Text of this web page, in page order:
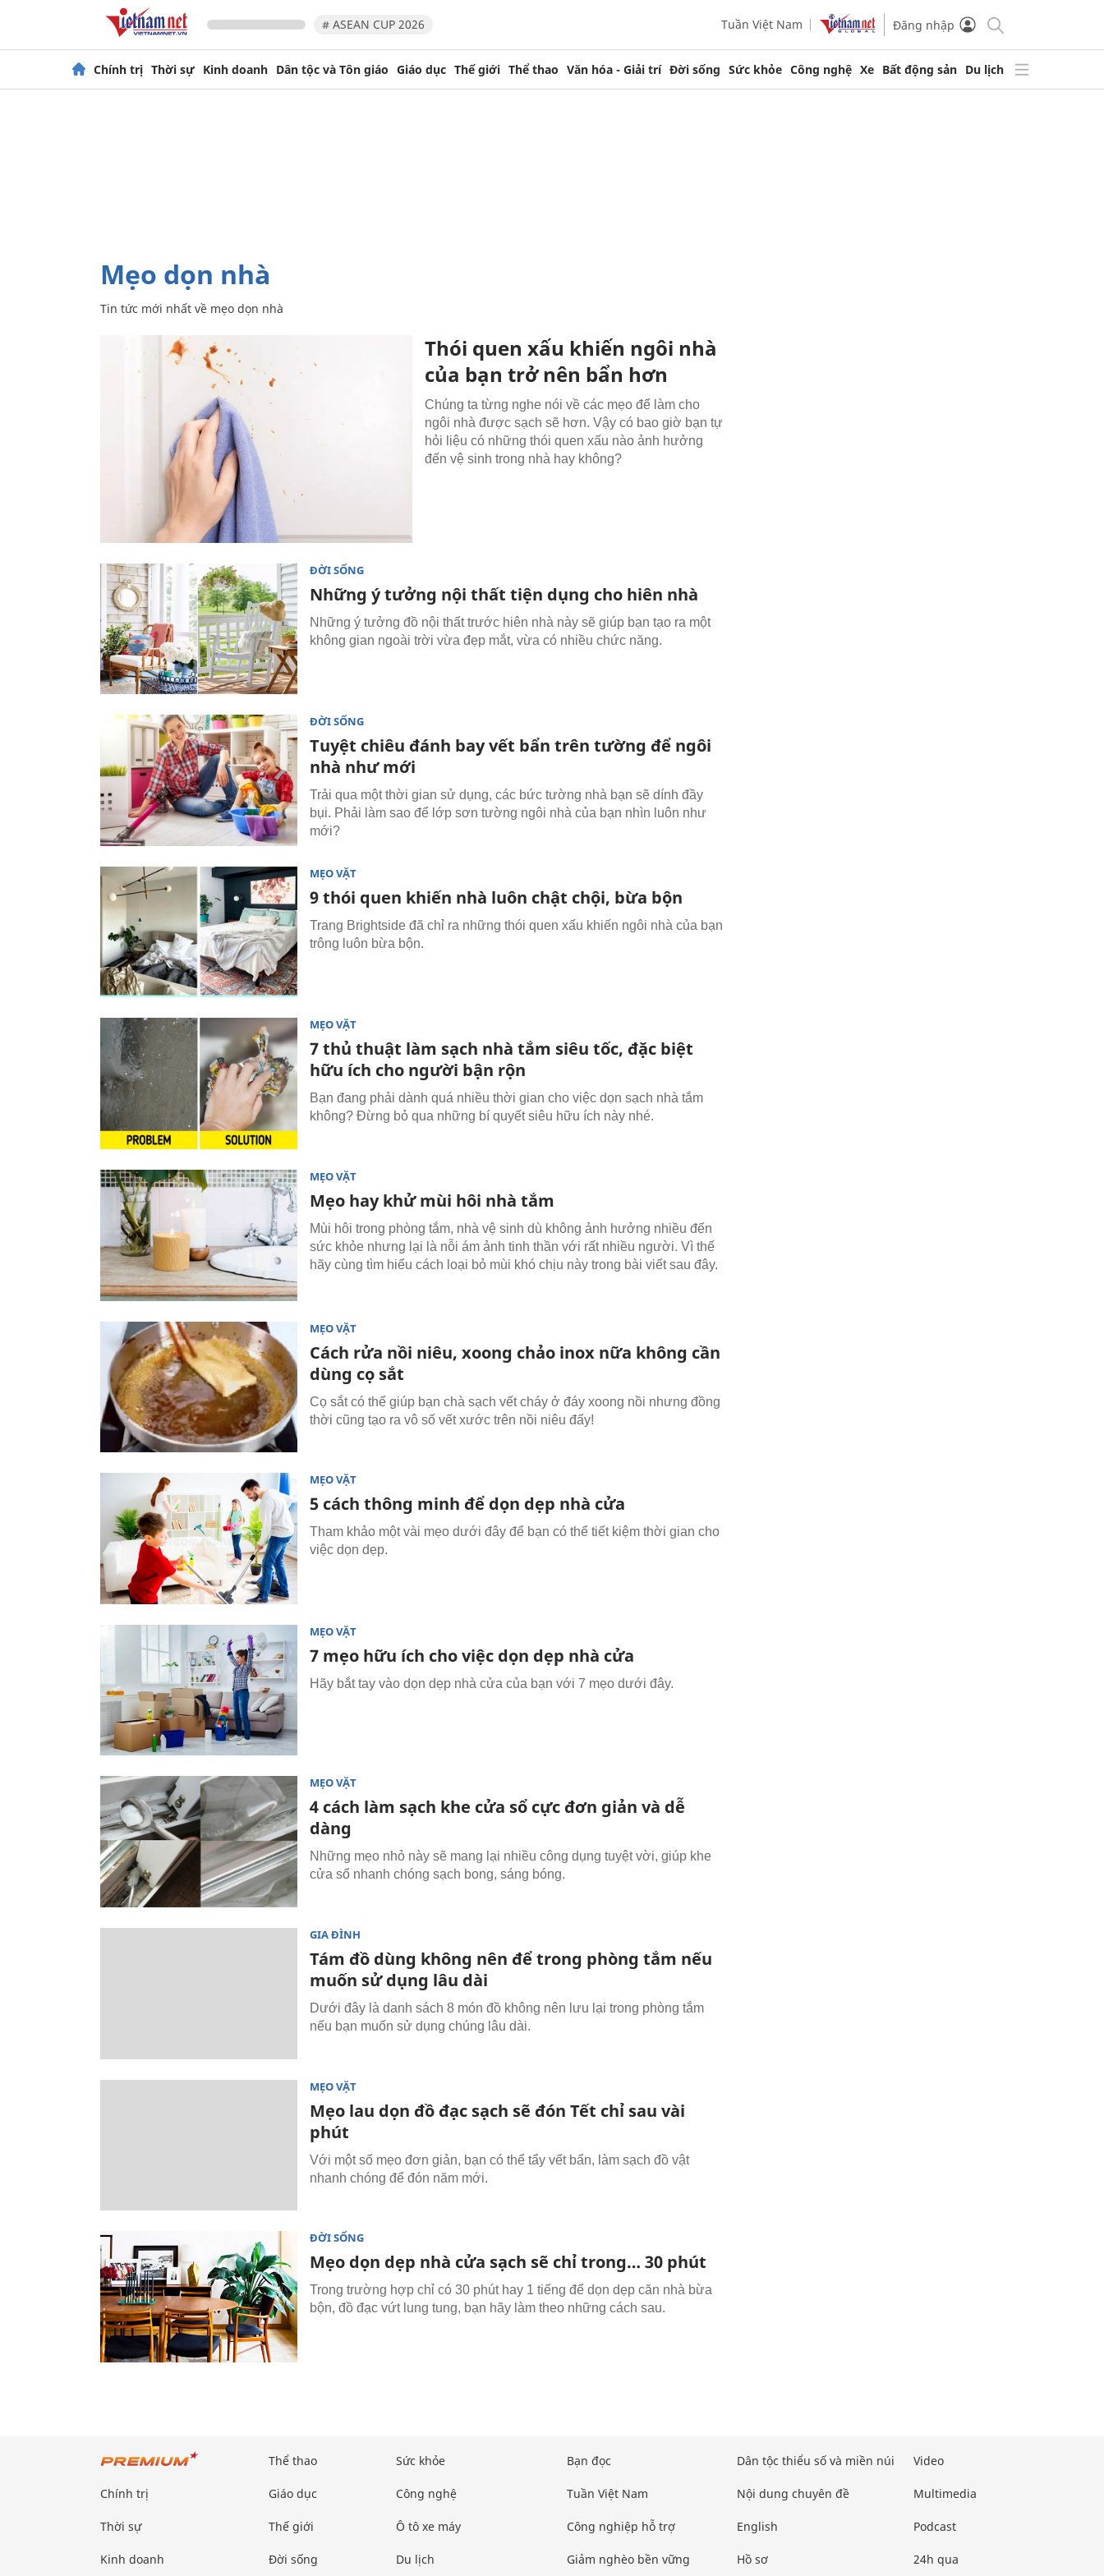
# ASEAN CUP 2026 Tuần Việt Nam Đăng nhập
Chính trị Thời sự Kinh doanh Dân tộc và Tôn giáo Giáo dục Thế giới Thể thao Văn hóa - Giải trí Đời sống Sức khỏe Công nghệ Xe Bất động sản Du lịch
mẹo dọn nhà
Tin tức mới nhất về mẹo dọn nhà
Thói quen xấu khiến ngôi nhà
của bạn trở nên bẩn hơn
Chúng ta từng nghe nói về các mẹo để làm cho
ngôi nhà được sạch sẽ hơn. Vậy có bao giờ bạn tự
hỏi liệu có những thói quen xấu nào ảnh hưởng
đến vệ sinh trong nhà hay không?
ĐỜI SỐNG
Những ý tưởng nội thất tiện dụng cho hiên nhà
Những ý tưởng đồ nội thất trước hiên nhà này sẽ giúp bạn tạo ra một
không gian ngoài trời vừa đẹp mắt, vừa có nhiều chức năng.
ĐỜI SỐNG
Tuyệt chiêu đánh bay vết bẩn trên tường để ngôi
nhà như mới
Trải qua một thời gian sử dụng, các bức tường nhà bạn sẽ dính đầy
bụi. Phải làm sao để lớp sơn tường ngôi nhà của bạn nhìn luôn như
mới?
MẸO VẶT
9 thói quen khiến nhà luôn chật chội, bừa bộn
Trang Brightside đã chỉ ra những thói quen xấu khiến ngôi nhà của bạn
trông luôn bừa bộn.
MẸO VẶT
7 thủ thuật làm sạch nhà tắm siêu tốc, đặc biệt
hữu ích cho người bận rộn
Bạn đang phải dành quá nhiều thời gian cho việc dọn sạch nhà tắm
không? Đừng bỏ qua những bí quyết siêu hữu ích này nhé.
MẸO VẶT
Mẹo hay khử mùi hôi nhà tắm
Mùi hôi trong phòng tắm, nhà vệ sinh dù không ảnh hưởng nhiều đến
sức khỏe nhưng lại là nỗi ám ảnh tinh thần với rất nhiều người. Vì thế
hãy cùng tìm hiểu cách loại bỏ mùi khó chịu này trong bài viết sau đây.
MẸO VẶT
Cách rửa nồi niêu, xoong chảo inox nữa không cần
dùng cọ sắt
Cọ sắt có thể giúp bạn chà sạch vết cháy ở đáy xoong nồi nhưng đồng
thời cũng tạo ra vô số vết xước trên nồi niêu đấy!
MẸO VẶT
5 cách thông minh để dọn dẹp nhà cửa
Tham khảo một vài mẹo dưới đây để bạn có thể tiết kiệm thời gian cho
việc dọn dẹp.
MẸO VẶT
7 mẹo hữu ích cho việc dọn dẹp nhà cửa
Hãy bắt tay vào dọn dẹp nhà cửa của bạn với 7 mẹo dưới đây.
MẸO VẶT
4 cách làm sạch khe cửa sổ cực đơn giản và dễ
dàng
Những mẹo nhỏ này sẽ mang lại nhiều công dụng tuyệt vời, giúp khe
cửa sổ nhanh chóng sạch bong, sáng bóng.
GIA ĐÌNH
Tám đồ dùng không nên để trong phòng tắm nếu
muốn sử dụng lâu dài
Dưới đây là danh sách 8 món đồ không nên lưu lại trong phòng tắm
nếu bạn muốn sử dụng chúng lâu dài.
MẸO VẶT
Mẹo lau dọn đồ đạc sạch sẽ đón Tết chỉ sau vài
phút
Với một số mẹo đơn giản, bạn có thể tẩy vết bẩn, làm sạch đồ vật
nhanh chóng để đón năm mới.
ĐỜI SỐNG
Mẹo dọn dẹp nhà cửa sạch sẽ chỉ trong… 30 phút
Trong trường hợp chỉ có 30 phút hay 1 tiếng để dọn dẹp căn nhà bừa
bộn, đồ đạc vứt lung tung, bạn hãy làm theo những cách sau.
Chính trị
Thời sự
Kinh doanh
Thể thao
Giáo dục
Thế giới
Đời sống
Sức khỏe
Công nghệ
Ô tô xe máy
Du lịch
Bạn đọc
Tuần Việt Nam
Công nghiệp hỗ trợ
Giảm nghèo bền vững
Dân tộc thiểu số và miền núi
Nội dung chuyên đề
English
Hồ sơ
Video
Multimedia
Podcast
24h qua